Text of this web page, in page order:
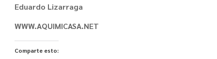
Eduardo Lizarraga
WWW.AQUIMICASA.NET
Comparte esto: